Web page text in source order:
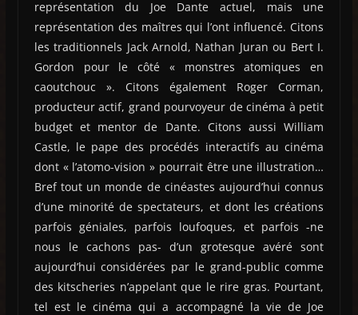
représentation du Joe Dante actuel, mais une
représentation des maîtres qui l’ont influencé. Citons
les traditionnels Jack Arnold, Nathan Juran ou Bert I.
Gordon pour le côté « monstres atomiques en
caoutchouc ». Citons également Roger Corman,
producteur actif, grand pourvoyeur de cinéma à petit
budget et mentor de Dante. Citons aussi William
Castle, le pape des procédés interactifs au cinéma
dont « l’atomo-vision » pourrait être une illustration…
Bref tout un monde de cinéastes aujourd’hui connus
d’une minorité de spectateurs, et dont les créations
parfois géniales, parfois loufoques, et parfois -ne
nous le cachons pas- d’un grotesque avéré sont
aujourd’hui considérées par le grand-public comme
des kitscheries n’appelant que le rire gras. Pourtant,
tel est le cinéma qui a accompagné la vie de Joe